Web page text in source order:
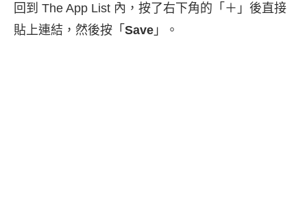
回到 The App List 內，按了右下角的「＋」後直接
貼上連結，然後按「 Save 」。